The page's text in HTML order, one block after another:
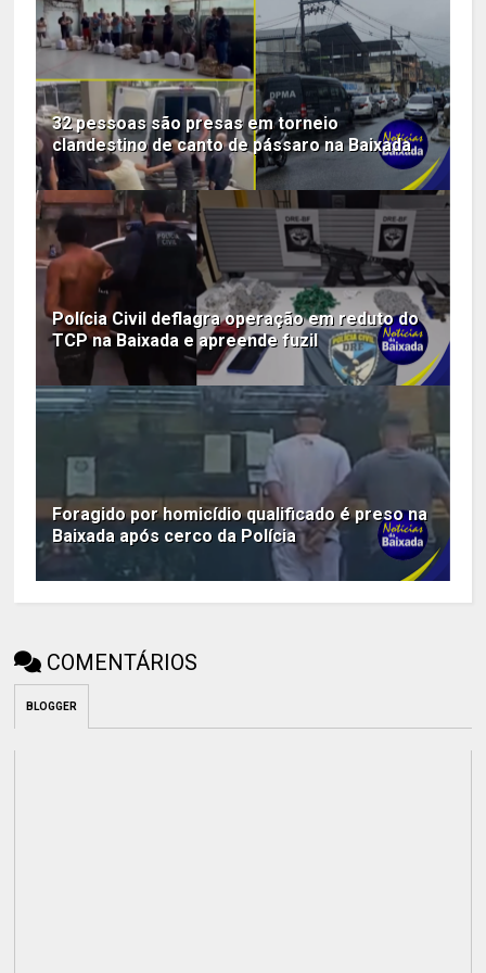
32 pessoas são presas em torneio
clandestino de canto de pássaro na Baixada
Polícia Civil deflagra operação em reduto do
TCP na Baixada e apreende fuzil
Foragido por homicídio qualificado é preso na
Baixada após cerco da Polícia
COMENTÁRIOS
BLOGGER